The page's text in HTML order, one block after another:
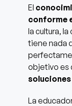
El
conforme
la cultura,
tiene nada
objetivo es
La